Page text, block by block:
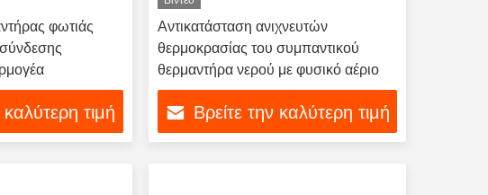
φωτιάς
καλύτερη τιμή
Αντικατάσταση ανιχνευτών
θερμοκρασίας του συμπαντικού
θερμαντήρα νερού με φυσικό αέριο
Βρείτε την καλύτερη τιμή